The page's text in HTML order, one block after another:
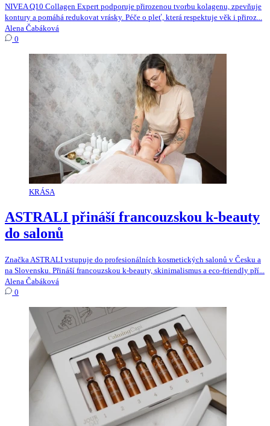
NIVEA Q10 Collagen Expert podporuje přirozenou tvorbu kolagenu, zpevňuje
kontury a pomáhá redukovat vrásky. Péče o pleť, která respektuje věk i přiroz...
Alena Čabáková
0
KRÁSA
ASTRALI přináší francouzskou k-beauty
do salonů
Značka ASTRALI vstupuje do profesionálních kosmetických salonů v Česku a
na Slovensku. Přináší francouzskou k-beauty, skinimalismus a eco-friendly pří...
Alena Čabáková
0